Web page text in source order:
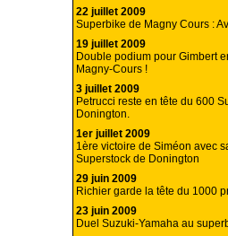
22 juillet 2009
Superbike de Magny Cours :
19 juillet 2009
Double podium pour Gimbert
Magny-Cours !
3 juillet 2009
Petrucci reste en tête du 600
Donington.
1er juillet 2009
1ère victoire de Siméon avec
Superstock de Donington
29 juin 2009
Richier garde la tête du 1000
23 juin 2009
Duel Suzuki-Yamaha au